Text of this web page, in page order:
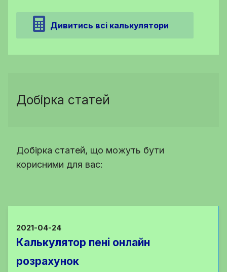
Дивитись всі калькулятори
Добірка статей
Добірка статей, що можуть бути
корисними для вас:
2021-04-24
Калькулятор пені онлайн
розрахунок